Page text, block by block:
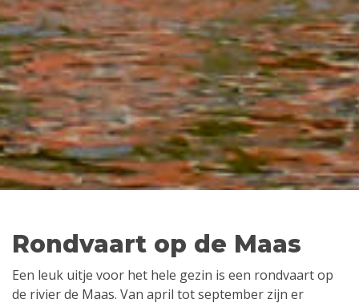
Rondvaart op de Maas
Een leuk uitje voor het hele gezin is een rondvaart op
de rivier de Maas. Van april tot september zijn er